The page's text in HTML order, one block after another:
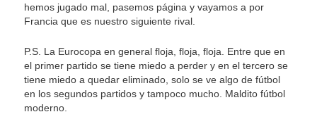
hemos jugado mal, pasemos página y vayamos a por
Francia que es nuestro siguiente rival.
P.S. La Eurocopa en general floja, floja, floja. Entre que en
el primer partido se tiene miedo a perder y en el tercero se
tiene miedo a quedar eliminado, solo se ve algo de fútbol
en los segundos partidos y tampoco mucho. Maldito fútbol
moderno.